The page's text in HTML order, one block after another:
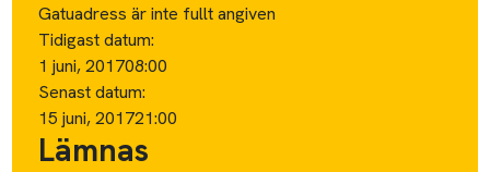
Gatuadress är inte fullt angiven
Tidigast datum:
1 juni, 201708:00
Senast datum:
15 juni, 201721:00
Lämnas